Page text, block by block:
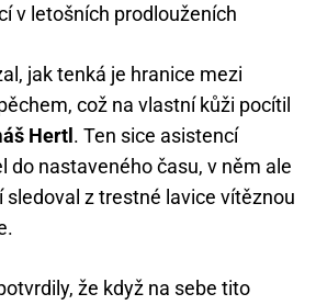
v letošních prodlouženích
jak tenká je hranice mezi
což na vlastní kůži pocítil
Hertl. Ten sice asistencí
do nastaveného času, v něm ale
sledoval z trestné lavice vítěznou
že když na sebe tito